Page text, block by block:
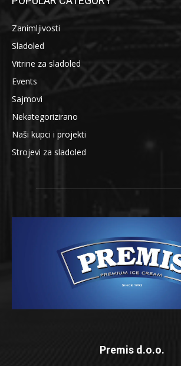
Zanimljivosti
Sladoled
Vitrine za sladoled
Events
Sajmovi
Nekategorizirano
Naši kupci i projekti
Strojevi za sladoled
Premis d.o.o.